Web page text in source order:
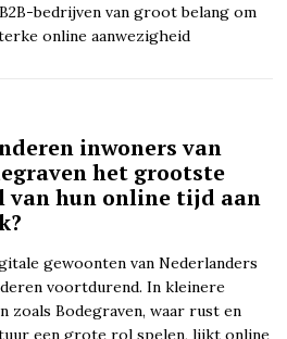
bedrijven van groot belang om
online aanwezigheid
inwoners van
het grootste
van hun online tijd aan
gewoonten van Nederlanders
voortdurend. In kleinere
zoals Bodegraven, waar rust en